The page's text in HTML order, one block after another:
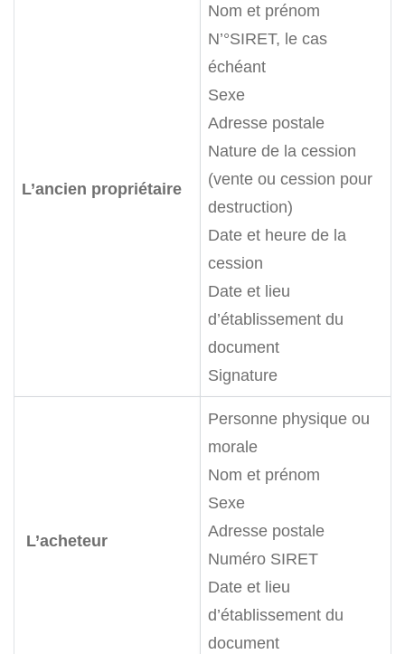
L’ancien propriétaire
Nom et prénom
N’°SIRET, le cas
échéant
Sexe
Adresse postale
Nature de la cession
(vente ou cession pour
destruction)
Date et heure de la
cession
Date et lieu
d’établissement du
document
Signature
L’acheteur
Personne physique ou
morale
Nom et prénom
Sexe
Adresse postale
Numéro SIRET
Date et lieu
d’établissement du
document